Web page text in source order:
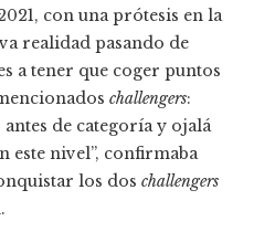
con una prótesis en la
realidad pasando de
a tener que coger puntos
challengers:
de categoría y ojalá
este nivel”, confirmaba
los dos challengers